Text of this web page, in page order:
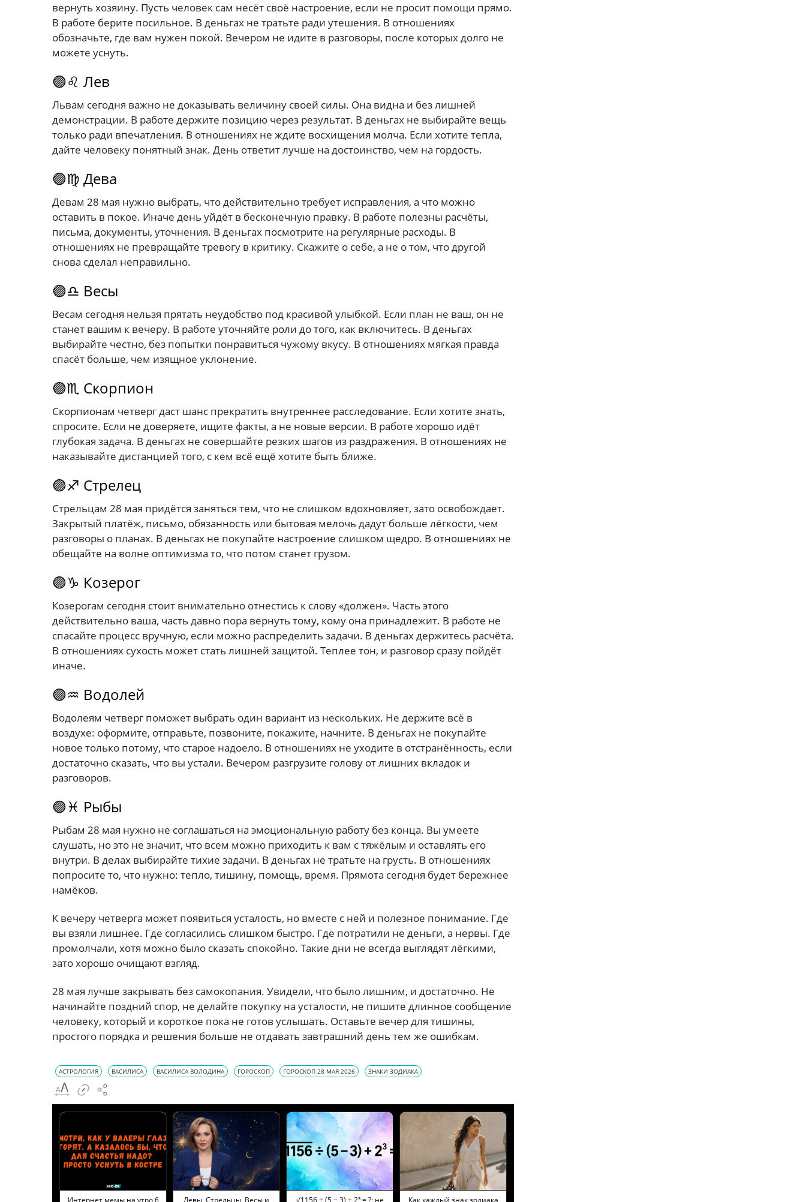
вернуть хозяину. Пусть человек сам несёт своё настроение, если не просит помощи прямо.
В работе берите посильное. В деньгах не тратьте ради утешения. В отношениях
обозначьте, где вам нужен покой. Вечером не идите в разговоры, после которых долго не
можете уснуть.
🟣♌ Лев
Львам сегодня важно не доказывать величину своей силы. Она видна и без лишней
демонстрации. В работе держите позицию через результат. В деньгах не выбирайте вещь
только ради впечатления. В отношениях не ждите восхищения молча. Если хотите тепла,
дайте человеку понятный знак. День ответит лучше на достоинство, чем на гордость.
🟣♍ Дева
Девам 28 мая нужно выбрать, что действительно требует исправления, а что можно
оставить в покое. Иначе день уйдёт в бесконечную правку. В работе полезны расчёты,
письма, документы, уточнения. В деньгах посмотрите на регулярные расходы. В
отношениях не превращайте тревогу в критику. Скажите о себе, а не о том, что другой
снова сделал неправильно.
🟣♎ Весы
Весам сегодня нельзя прятать неудобство под красивой улыбкой. Если план не ваш, он не
станет вашим к вечеру. В работе уточняйте роли до того, как включитесь. В деньгах
выбирайте честно, без попытки понравиться чужому вкусу. В отношениях мягкая правда
спасёт больше, чем изящное уклонение.
🟣♏ Скорпион
Скорпионам четверг даст шанс прекратить внутреннее расследование. Если хотите знать,
спросите. Если не доверяете, ищите факты, а не новые версии. В работе хорошо идёт
глубокая задача. В деньгах не совершайте резких шагов из раздражения. В отношениях не
наказывайте дистанцией того, с кем всё ещё хотите быть ближе.
🟣♐ Стрелец
Стрельцам 28 мая придётся заняться тем, что не слишком вдохновляет, зато освобождает.
Закрытый платёж, письмо, обязанность или бытовая мелочь дадут больше лёгкости, чем
разговоры о планах. В деньгах не покупайте настроение слишком щедро. В отношениях не
обещайте на волне оптимизма то, что потом станет грузом.
🟣♑ Козерог
Козерогам сегодня стоит внимательно отнестись к слову «должен». Часть этого
действительно ваша, часть давно пора вернуть тому, кому она принадлежит. В работе не
спасайте процесс вручную, если можно распределить задачи. В деньгах держитесь расчёта.
В отношениях сухость может стать лишней защитой. Теплее тон, и разговор сразу пойдёт
иначе.
🟣♒ Водолей
Водолеям четверг поможет выбрать один вариант из нескольких. Не держите всё в
воздухе: оформите, отправьте, позвоните, покажите, начните. В деньгах не покупайте
новое только потому, что старое надоело. В отношениях не уходите в отстранённость, если
достаточно сказать, что вы устали. Вечером разгрузите голову от лишних вкладок и
разговоров.
🟣♓ Рыбы
Рыбам 28 мая нужно не соглашаться на эмоциональную работу без конца. Вы умеете
слушать, но это не значит, что всем можно приходить к вам с тяжёлым и оставлять его
внутри. В делах выбирайте тихие задачи. В деньгах не тратьте на грусть. В отношениях
попросите то, что нужно: тепло, тишину, помощь, время. Прямота сегодня будет бережнее
намёков.
К вечеру четверга может появиться усталость, но вместе с ней и полезное понимание. Где
вы взяли лишнее. Где согласились слишком быстро. Где потратили не деньги, а нервы. Где
промолчали, хотя можно было сказать спокойно. Такие дни не всегда выглядят лёгкими,
зато хорошо очищают взгляд.
28 мая лучше закрывать без самокопания. Увидели, что было лишним, и достаточно. Не
начинайте поздний спор, не делайте покупку на усталости, не пишите длинное сообщение
человеку, который и короткое пока не готов услышать. Оставьте вечер для тишины,
простого порядка и решения больше не отдавать завтрашний день тем же ошибкам.
АСТРОЛОГИЯ ВАСИЛИСА ВАСИЛИСА ВОЛОДИНА ГОРОСКОП ГОРОСКОП 28 МАЯ 2026 ЗНАКИ ЗОДИАКА
Интернет мемы на утро 6 Девы, Стрельцы, Весы и √1156 ÷ (5 − 3) + 2³ = ?: не Как каждый знак зодиака